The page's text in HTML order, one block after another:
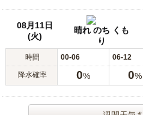
08月11日
(火)
晴れ のち くも
り
時間 00-06 06-12
降水確率 0% 0%